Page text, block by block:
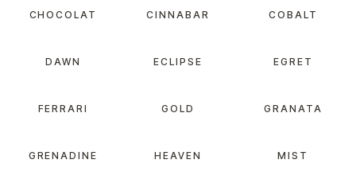
CHOCOLAT CINNABAR COBALT
DAWN ECLIPSE EGRET
FERRARI GOLD GRANATA
GRENADINE HEAVEN MIST